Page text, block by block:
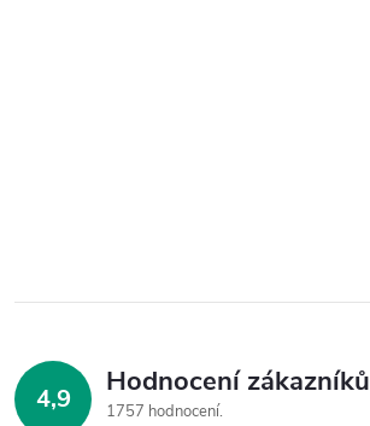
4,9 Hodnocení zákazníků
1757 hodnocení